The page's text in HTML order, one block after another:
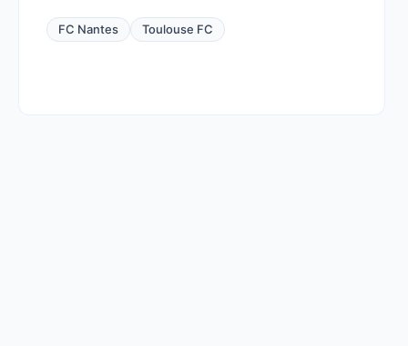
FC Nantes Toulouse FC